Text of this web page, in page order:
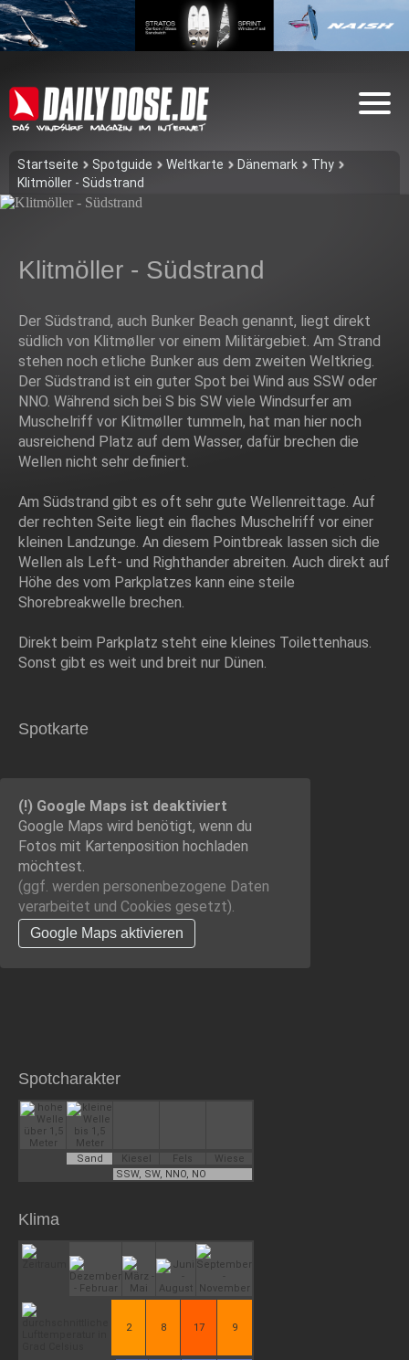
Startseite Spotguide Weltkarte Dänemark
Thy
Klitmöller - Südstrand
Klitmöller - Südstrand
Der Südstrand, auch Bunker Beach genannt, liegt direkt
südlich von Klitmøller vor einem Militärgebiet. Am Strand
stehen noch etliche Bunker aus dem zweiten Weltkrieg.
Der Südstrand ist ein guter Spot bei Wind aus SSW oder
NNO. Während sich bei S bis SW viele Windsurfer am
Muschelriff vor Klitmøller tummeln, hat man hier noch
ausreichend Platz auf dem Wasser, dafür brechen die
Wellen nicht sehr definiert.
Am Südstrand gibt es oft sehr gute Wellenreittage. Auf
der rechten Seite liegt ein flaches Muschelriff vor einer
kleinen Landzunge. An diesem Pointbreak lassen sich die
Wellen als Left- und Righthander abreiten. Auch direkt auf
Höhe des vom Parkplatzes kann eine steile
Shorebreakwelle brechen.
Direkt beim Parkplatz steht eine kleines Toilettenhaus.
Sonst gibt es weit und breit nur Dünen.
Spotkarte
(!) Google Maps ist deaktiviert
Google Maps wird benötigt, wenn du
Fotos mit Kartenposition hochladen
möchtest.
(ggf. werden personen­bezogene Daten
verarbeitet und Cookies gesetzt).
Google Maps aktivieren
Spotcharakter
Sand Kiesel Fels
Wiese
SSW, SW, NNO, NO
Klima
2 8 17 9